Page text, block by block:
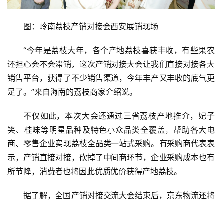
图：岭南荔枝产销对接会西安展销现场
“今年是荔枝大年，各个产地荔枝喜获丰收，有些果农
还担心会不会滞销，这次产销对接大会让我们直接对接各大
销售平台，获得了不少销售渠道，今年丰产又丰收的底气更
足了。”来自海南的荔枝商家介绍说。
不仅如此，本次大会还通过三省荔枝产地推介，妃子
笑、桂味等明星品种及特色小众品类全覆盖，帮助各大电
商、零售企业实现荔枝全品类一站式采购。有采购商代表表
示，产销直接对接，砍掉了中间商环节，企业采购成本也有
所节降，消费者也将因此优质优价获得产地荔枝。
据了解，全国产销对接交流大会结束后，京东物流还将